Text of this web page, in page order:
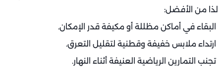
لذا من الأفضل:
البقاء في أماكن مظللة أو مكيفة قدر الإمكان.
ارتداء ملابس خفيفة وقطنية لتقليل التعرق.
تجنب التمارين الرياضية العنيفة أثناء النهار.